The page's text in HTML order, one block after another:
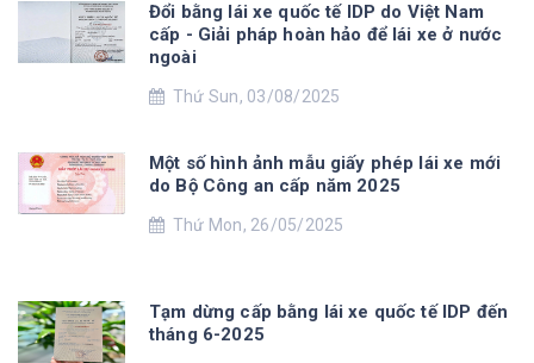
Đổi bằng lái xe quốc tế IDP do Việt Nam
cấp - Giải pháp hoàn hảo để lái xe ở nước
ngoài
Thứ Sun, 03/08/2025
Một số hình ảnh mẫu giấy phép lái xe mới
do Bộ Công an cấp năm 2025
Thứ Mon, 26/05/2025
Tạm dừng cấp bằng lái xe quốc tế IDP đến
tháng 6-2025